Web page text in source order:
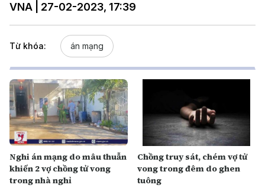
VNA | 27-02-2023, 17:39
Từ khóa: án mạng
Nghi án mạng do mâu thuẫn
khiến 2 vợ chồng tử vong
trong nhà nghỉ
Chồng truy sát, chém vợ tử
vong trong đêm do ghen
tuông